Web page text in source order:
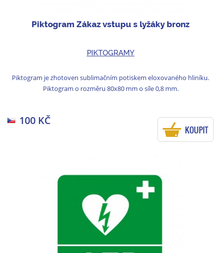
Piktogram Zákaz vstupu s lyžáky bronz
PIKTOGRAMY
Piktogram je zhotoven sublimačním potiskem eloxovaného hliníku.
Piktogram o rozměru 80x80 mm o síle 0,8 mm.
100 KČ
KOUPIT